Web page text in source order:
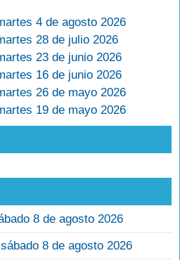
4 de agosto 2026
28 de julio 2026
23 de junio 2026
16 de junio 2026
26 de mayo 2026
19 de mayo 2026
8 de agosto 2026
8 de agosto 2026